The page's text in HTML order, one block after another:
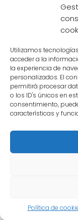
Utilizamos
acceder a la
la experiencia de
personalizados. El
permitirá procesar
o los ID's únicos en
consentimiento,
características y
Política de
Yamcha,
expresado su
"¡Es genial
amor! Todos
emocionado
La nueva
gran revuelo
Todos desean
que ambos
Aunque
ansiosos por
a su círculo